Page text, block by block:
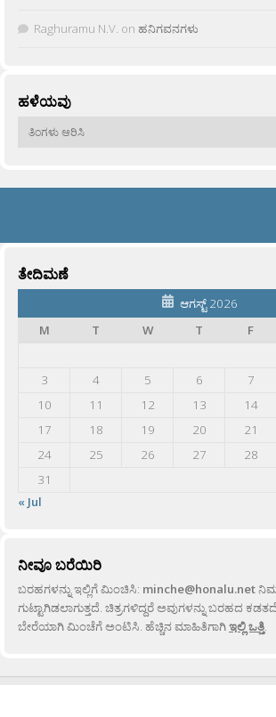
Raghuramu N.V. on ಹನಿಗವನಗಳು
ಹಳೆಯವು
ಹಳೆಯವು
ತೇದಿಮಣೆ
ಆಗಸ್ಟ್ 2026
M
T W T F
3
4 5 6 7
10
11 12 13 14
17
18 19 20 21
24
25 26 27 28
31
« Jul
ನೀವೂ ಬರೆಯಿರಿ
ಬರಹಗಳನ್ನು ಇಲ್ಲಿಗೆ ಮಿಂಚಿಸಿ: minche@honalu.net
ಗುಟ್ಟಾಗಿಡಲಾಗುತ್ತದೆ. ಚಿತ್ರಗಳಿದ್ದರೆ ಅವುಗಳನ್ನು ಬರಹದ
ಬೇರೆಯಾಗಿ ಮಿಂಚೆಗೆ ಅಂಟಿಸಿ. ಹೆಚ್ಚಿನ ಮಾಹಿತಿಗಾಗಿಇಲ್ಲಿ ಒತ್ತಿ.